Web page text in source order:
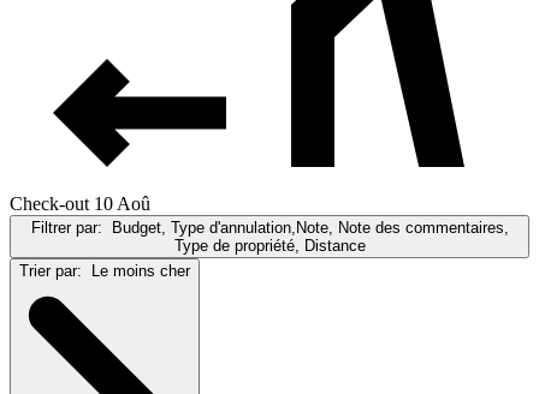
Check-out 10 Aoû
Filtrer par:
Budget, Type d'annulation,Note, Note des commentaires,
Type de propriété, Distance
Trier par:
Le moins cher